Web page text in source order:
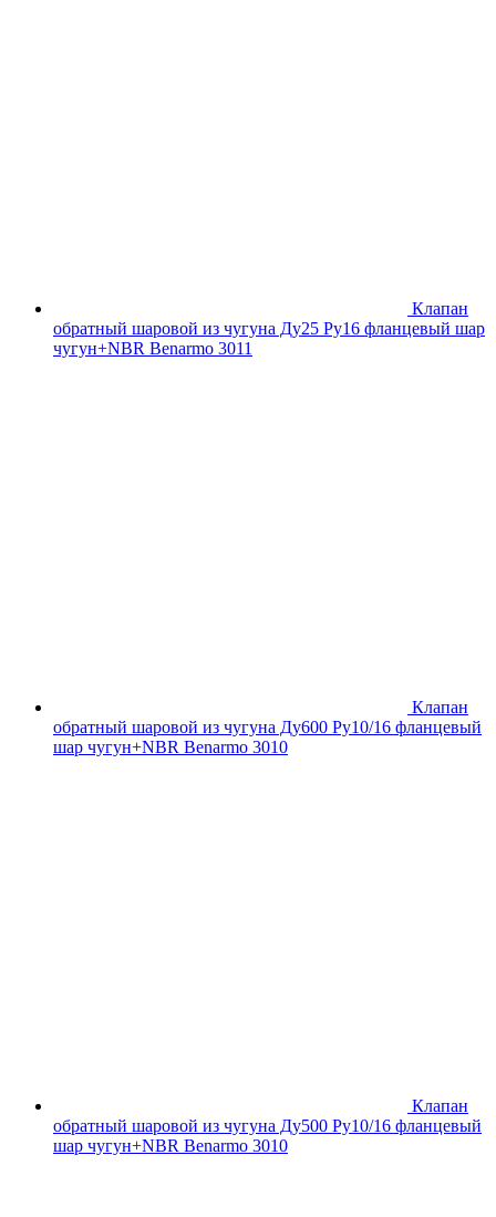
Клапан
обратный шаровой из чугуна Ду25 Ру16 фланцевый шар
чугун+NBR Benarmo 3011
Клапан
обратный шаровой из чугуна Ду600 Ру10/16 фланцевый
шар чугун+NBR Benarmo 3010
Клапан
обратный шаровой из чугуна Ду500 Ру10/16 фланцевый
шар чугун+NBR Benarmo 3010